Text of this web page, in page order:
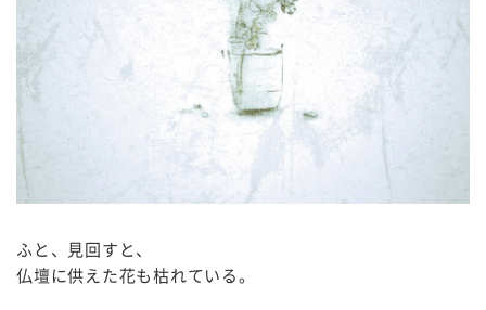
ふと、見回すと、
仏壇に供えた花も枯れている。